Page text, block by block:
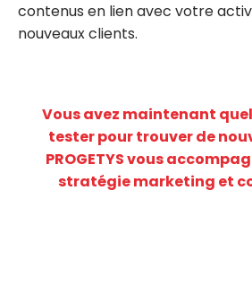
contenus en lien avec votre
nouveaux clients.
Vous avez maintenant
tester pour trouver de
PROGETYS vous
stratégie marketing et